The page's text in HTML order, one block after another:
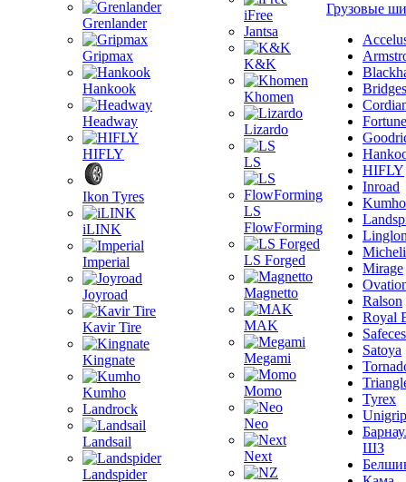
Grenlander
Gripmax
Hankook
Headway
HIFLY
Ikon Tyres
iLINK
Imperial
Joyroad
Kavir Tire
Kingnate
Kumho
Landrock
Landsail
Landspider
iFree
Jantsa
K&K
Khomen
Lizardo
LS
LS
FlowForming
LS Forged
Magnetto
MAK
Megami
Momo
Neo
Next
Грузовые
Fortune
HIFLY
Inroad
Kumho
Mirage
Ralson
Royal
Satoya
Tyrex
Unigrip
ШЗ